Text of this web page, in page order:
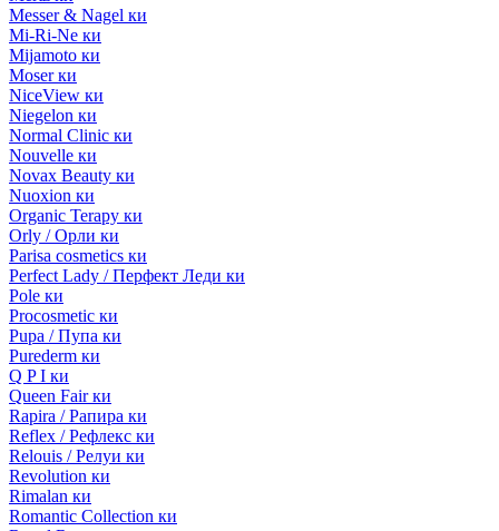
Messer & Nagel ки
Mi-Ri-Ne ки
Mijamoto ки
Moser ки
NiceView ки
Niegelon ки
Normal Clinic ки
Nouvelle ки
Novax Beauty ки
Nuoxion ки
Organic Terapy ки
Orly / Орли ки
Parisa cosmetics ки
Perfect Lady / Перфект Леди ки
Pole ки
Procosmetic ки
Pupa / Пупа ки
Purederm ки
Q P I ки
Queen Fair ки
Rapira / Рапира ки
Reflex / Рефлекс ки
Relouis / Релуи ки
Revolution ки
Rimalan ки
Romantic Collection ки